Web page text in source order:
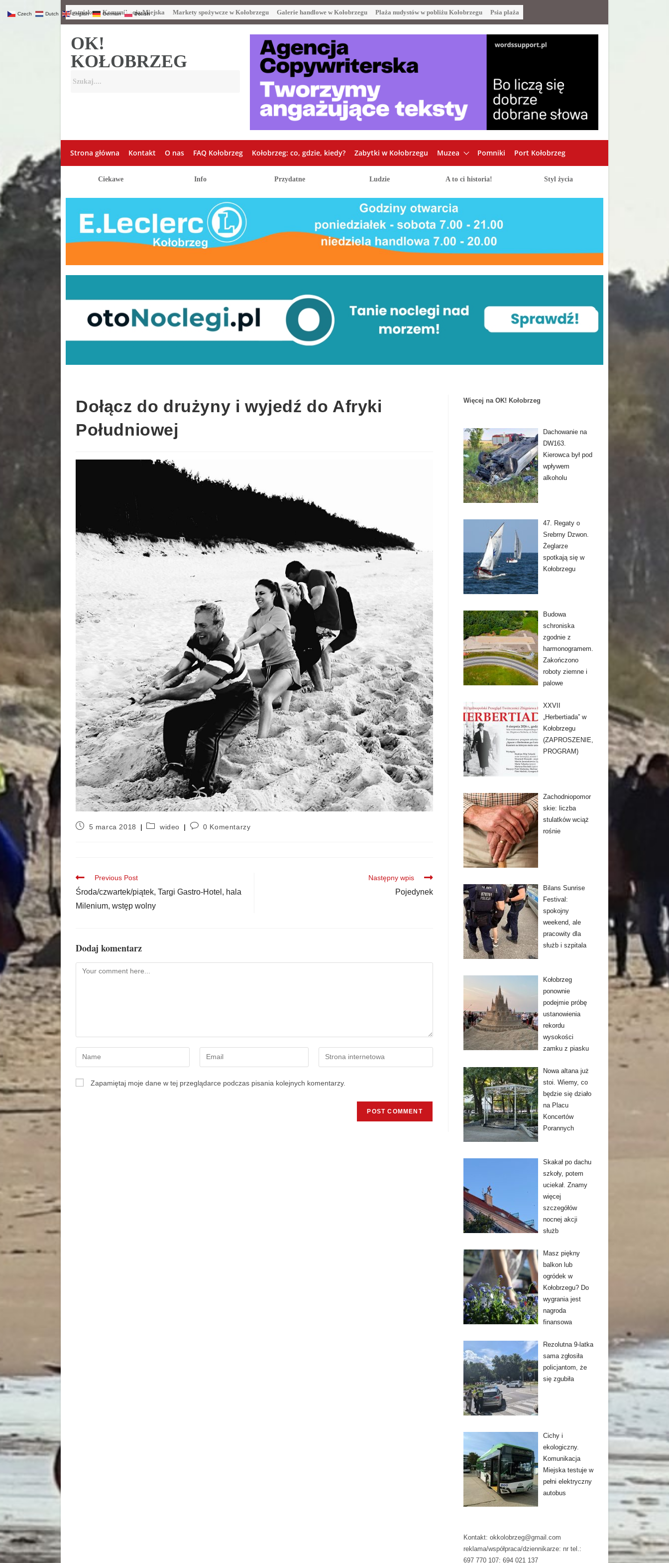
Lotnisko Komunikacja Miejska Markety spożywcze w Kołobrzegu Galerie handlowe w Kołobrzegu Plaża nudystów w pobliżu Kołobrzegu Psia plaża
OK!
KOŁOBRZEG
Strona główna Kontakt O nas FAQ Kołobrzeg Kołobrzeg: co, gdzie, kiedy? Zabytki w Kołobrzegu Muzea Pomniki Port Kołobrzeg
Ciekawe Info Przydatne Ludzie A to ci historia! Styl życia
Dołącz do drużyny i wyjedź do Afryki
Południowej
5 marca 2018 wideo 0 Komentarzy
Previous Post
Środa/czwartek/piątek, Targi Gastro-Hotel, hala
Milenium, wstęp wolny
Następny wpis
Pojedynek
Dodaj komentarz
Zapamiętaj moje dane w tej przeglądarce podczas pisania kolejnych komentarzy.
Więcej na OK! Kołobrzeg
Dachowanie na
DW163.
Kierowca był pod
wpływem
alkoholu
47. Regaty o
Srebrny Dzwon.
Żeglarze
spotkają się w
Kołobrzegu
Budowa
schroniska
zgodnie z
harmonogramem.
Zakończono
roboty ziemne i
palowe
XXVII
„Herbertiada” w
Kołobrzegu
(ZAPROSZENIE,
PROGRAM)
Zachodniopomor
skie: liczba
stulatków wciąż
rośnie
Bilans Sunrise
Festival:
spokojny
weekend, ale
pracowity dla
służb i szpitala
Kołobrzeg
ponownie
podejmie próbę
ustanowienia
rekordu
wysokości
zamku z piasku
Nowa altana już
stoi. Wiemy, co
będzie się działo
na Placu
Koncertów
Porannych
Skakał po dachu
szkoły, potem
uciekał. Znamy
więcej
szczegółów
nocnej akcji
służb
Masz piękny
balkon lub
ogródek w
Kołobrzegu? Do
wygrania jest
nagroda
finansowa
Rezolutna 9-latka
sama zgłosiła
policjantom, że
się zgubiła
Cichy i
ekologiczny.
Komunikacja
Miejska testuje w
pełni elektryczny
autobus
Kontakt: okkolobrzeg@gmail.com
reklama/współpraca/dziennikarze: nr tel.:
697 770 107: 694 021 137
Czech Dutch English German Polish